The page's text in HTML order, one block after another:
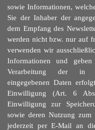
sowie Informationen,
Sie der Inhaber der
dem Empfang des
werden nicht bzw. nur auf
verwenden wir
Informationen und
Verarbeitung der in
eingegebenen Daten
Einwilligung (Art. 6
Einwilligung zur
sowie deren Nutzung zum
jederzeit per E-Mail an